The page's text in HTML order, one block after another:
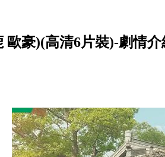
歐豪)(高清6片裝)-劇情介